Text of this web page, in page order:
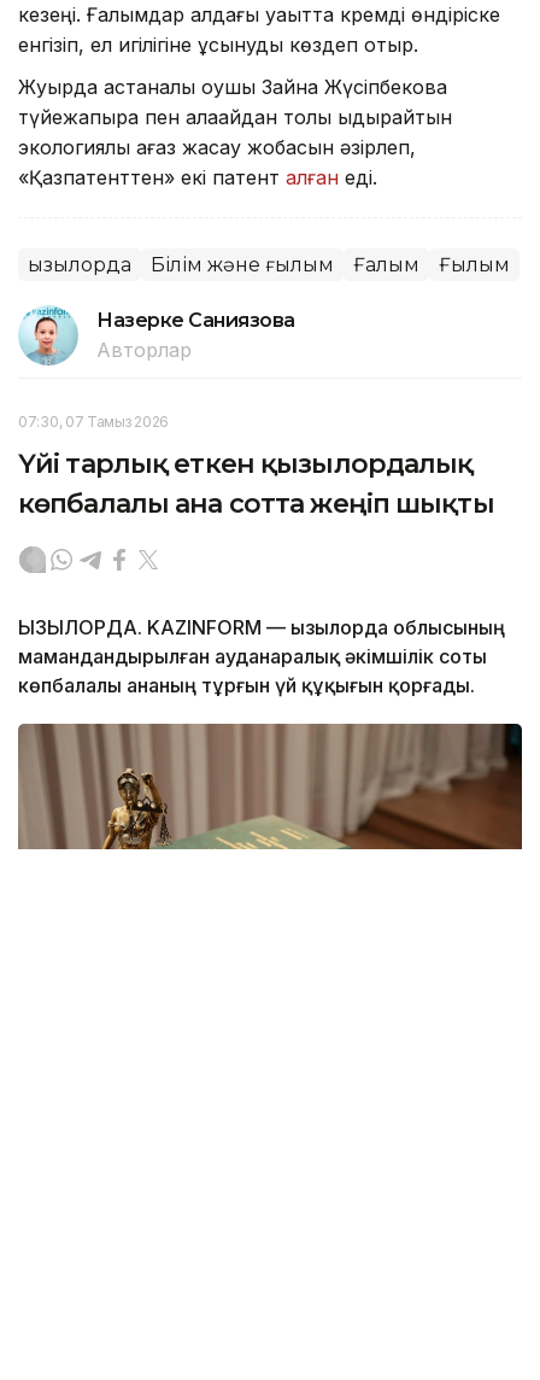
кезеңі. Ғалымдар алдағы уақытта кремді өндіріске
енгізіп, ел игілігіне ұсынуды көздеп отыр.
Жуырда астаналық оқушы Зайна Жүсіпбекова
түйежапырақ пен қалақайдан толық ыдырайтын
экологиялық қағаз жасау жобасын әзірлеп,
«Қазпатенттен» екі патент алған еді.
Қызылорда Білім және ғылым Ғалым Ғылым
Назерке Саниязова
Авторлар
07:30, 07 Тамыз 2026
Үйі тарлық еткен қызылордалық
көпбалалы ана сотта жеңіп шықты
ҚЫЗЫЛОРДА. KAZINFORM — Қызылорда облысының
мамандандырылған ауданаралық әкімшілік соты
көпбалалы ананың тұрғын үй құқығын қорғады.